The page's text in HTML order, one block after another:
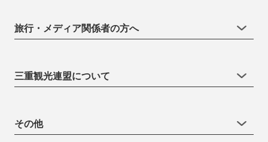
旅行・メディア関係者の方へ
三重観光連盟について
その他